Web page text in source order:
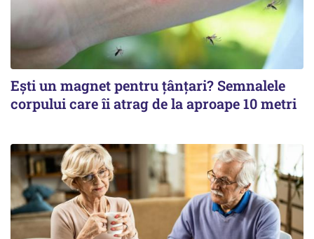
Ești un magnet pentru țânțari? Semnalele
corpului care îi atrag de la aproape 10 metri